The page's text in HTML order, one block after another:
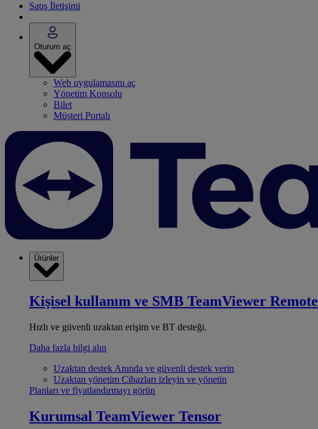
Satış İletişimi
Oturum aç
Web uygulamasını aç
Yönetim Konsolu
Bilet
Müşteri Portalı
Ürünler
Kişisel kullanım ve SMB TeamViewer Remote
Hızlı ve güvenli uzaktan erişim ve BT desteği.
Daha fazla bilgi alın
Uzaktan destek Anında ve güvenli destek verin
Uzaktan yönetim Cihazları izleyin ve yönetin
Planları ve fiyatlandırmayı görün
Kurumsal TeamViewer Tensor